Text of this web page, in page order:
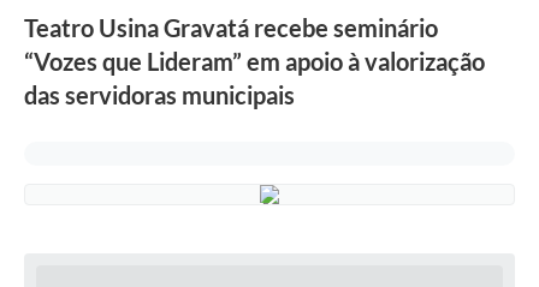
Teatro Usina Gravatá recebe seminário
“Vozes que Lideram” em apoio à valorização
das servidoras municipais